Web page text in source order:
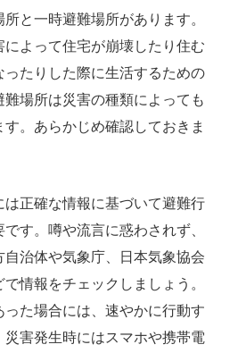
と一時避難場所があります。
よって住宅が崩壊したり住む
ったりした際に生活するための
場所は災害の種類によっても
。あらかじめ確認しておきま
は正確な情報に基づいて避難行
す。噂や流言に惑わされず、
自治体や気象庁、日本気象協会
情報をチェックしましょう。
た場合には、速やかに行動す
災害発生時にはスマホや携帯電